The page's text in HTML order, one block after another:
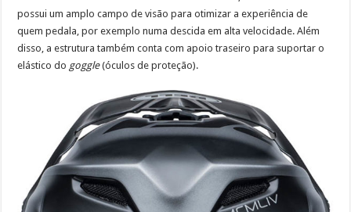
possui um amplo campo de visão para otimizar a experiência de
quem pedala, por exemplo numa descida em alta velocidade. Além
disso, a estrutura também conta com apoio traseiro para suportar o
elástico do goggle(óculos de proteção).